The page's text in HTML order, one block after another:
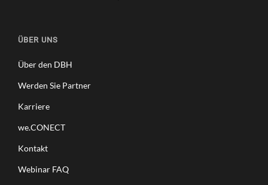
ÜBER UNS
Über den DBH
Werden Sie Partner
Karriere
we.CONECT
Kontakt
Webinar FAQ